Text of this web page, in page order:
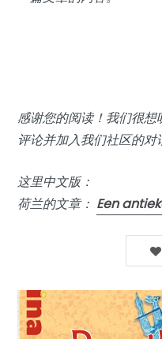
感谢您的阅读！我们很
评论并加入我们社区的对
这里中文版：
荷兰的文章： Een